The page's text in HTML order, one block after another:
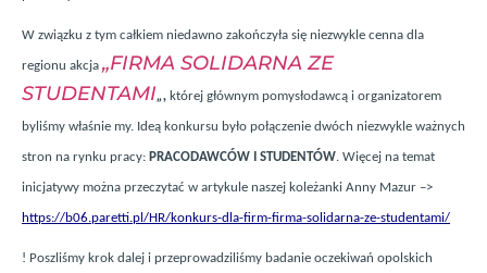
W związku z tym całkiem niedawno zakończyła się niezwykle cenna dla
regionu akcja „FIRMA SOLIDARNA ZE
STUDENTAMI„, której głównym pomysłodawcą i organizatorem
byliśmy właśnie my. Ideą konkursu było połączenie dwóch niezwykle ważnych
stron na rynku pracy: PRACODAWCÓW I STUDENTÓW. Więcej na temat
inicjatywy można przeczytać w artykule naszej koleżanki Anny Mazur –>
https://b06.paretti.pl/HR/konkurs-dla-firm-firma-solidarna-ze-studentami/
! Poszliśmy krok dalej i przeprowadziliśmy badanie oczekiwań opolskich